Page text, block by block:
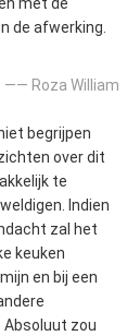
met de
de afwerking.
—— Roza William
begrijpen
over dit
te
Indien
zal het
keuken
en bij een
zou